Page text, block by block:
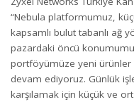
“Nebula platformumuz,
kapsamlı bulut tabanlı ağ
pazardaki öncü
portföyümüze yeni
devam ediyoruz. Günlük
karşılamak için küçük ve